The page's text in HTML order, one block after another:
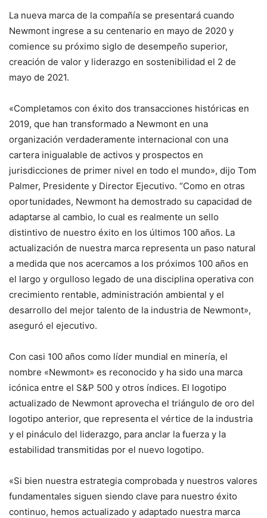
La nueva marca de la compañía se presentará cuando
Newmont ingrese a su centenario en mayo de 2020 y
comience su próximo siglo de desempeño superior,
creación de valor y liderazgo en sostenibilidad el 2 de
mayo de 2021.
«Completamos con éxito dos transacciones históricas en
2019, que han transformado a Newmont en una
organización verdaderamente internacional con una
cartera inigualable de activos y prospectos en
jurisdicciones de primer nivel en todo el mundo», dijo Tom
Palmer, Presidente y Director Ejecutivo. “Como en otras
oportunidades, Newmont ha demostrado su capacidad de
adaptarse al cambio, lo cual es realmente un sello
distintivo de nuestro éxito en los últimos 100 años. La
actualización de nuestra marca representa un paso natural
a medida que nos acercamos a los próximos 100 años en
el largo y orgulloso legado de una disciplina operativa con
crecimiento rentable, administración ambiental y el
desarrollo del mejor talento de la industria de Newmont»,
aseguró el ejecutivo.
Con casi 100 años como líder mundial en minería, el
nombre «Newmont» es reconocido y ha sido una marca
icónica entre el S&P 500 y otros índices. El logotipo
actualizado de Newmont aprovecha el triángulo de oro del
logotipo anterior, que representa el vértice de la industria
y el pináculo del liderazgo, para anclar la fuerza y la
estabilidad transmitidas por el nuevo logotipo.
«Si bien nuestra estrategia comprobada y nuestros valores
fundamentales siguen siendo clave para nuestro éxito
continuo, hemos actualizado y adaptado nuestra marca